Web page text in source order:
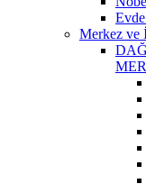
Merkez ve